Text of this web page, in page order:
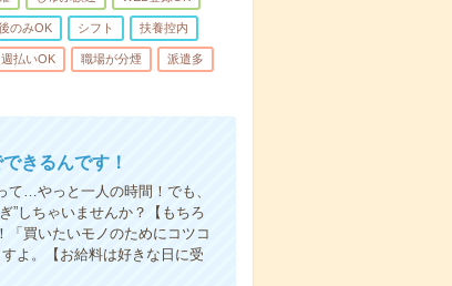
のみOK シフト 扶養控内
週払いOK 職場が分煙 派遣多
きるんです！
…やっと一人の時間！でも、
”しちゃいませんか？【もちろ
「買いたいモノのためにコツコ
よ。【お給料は好きな日に受